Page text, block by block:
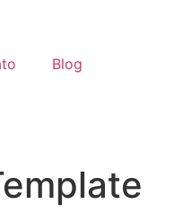
Blog